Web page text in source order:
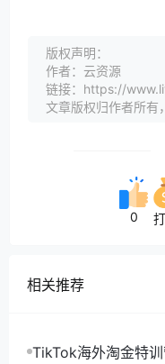
版权声明：
作者：云资源
链接：https://
文章版权归作者所有
0
相关推荐
TikTok海外淘金特